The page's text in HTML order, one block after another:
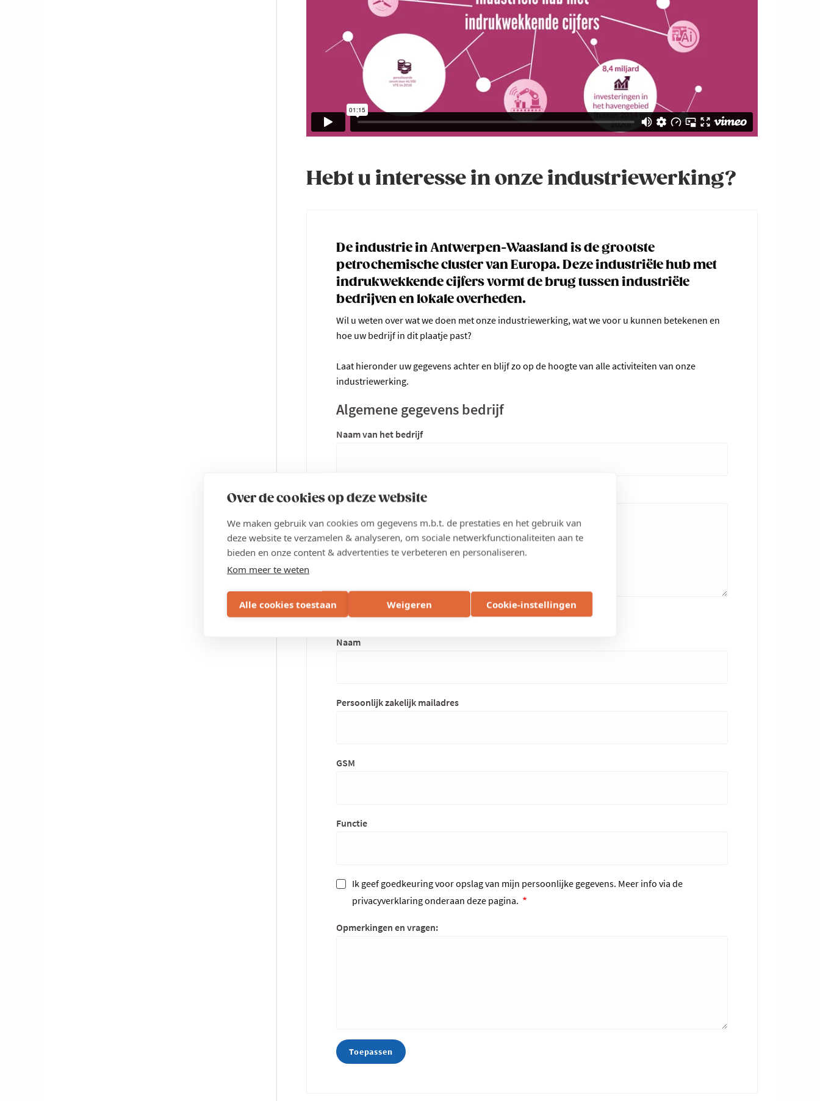
Over de cookies op deze website
We maken gebruik van cookies om gegevens m.b.t. de prestaties en het gebruik van
deze website te verzamelen & analyseren, om sociale netwerkfunctionaliteiten aan te
bieden en onze content & advertenties te verbeteren en personaliseren.
Kom meer te weten
Alle cookies toestaan Weigeren Cookie-instellingen
Hebt u interesse in onze industriewerking?
De industrie in Antwerpen-Waasland is de grootste
petrochemische cluster van Europa. Deze industriële hub met
indrukwekkende cijfers vormt de brug tussen industriële
bedrijven en lokale overheden.
Wil u weten over wat we doen met onze industriewerking, wat we voor u kunnen betekenen en
hoe uw bedrijf in dit plaatje past?
Laat hieronder uw gegevens achter en blijf zo op de hoogte van alle activiteiten van onze
industriewerking.
Algemene gegevens bedrijf
Naam van het bedrijf
Bedrijfsactiviteit (kort)
Gegevens contactpersoon
contactgegevens
Naam
Persoonlijk zakelijk mailadres
GSM
Functie
Ik geef goedkeuring voor opslag van mijn persoonlijke gegevens. Meer info via de
privacyverklaring onderaan deze pagina.
Opmerkingen en vragen: